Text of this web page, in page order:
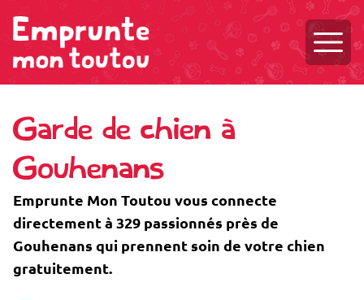
Garde de chien à
Gouhenans
Emprunte Mon Toutou vous connecte
directement à 329 passionnés près de
Gouhenans qui prennent soin de votre chien
gratuitement.